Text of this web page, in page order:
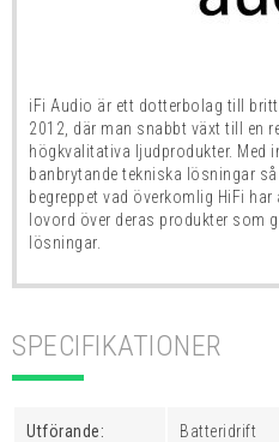
iFi Audio är ett dotterbolag till
2012, där man snabbt växt till en
högkvalitativa ljudprodukter. Med
banbrytande tekniska lösningar
begreppet vad överkomlig HiFi
lovord över deras produkter som
lösningar.
SPECIFIKATIONER
Utförande: Batteridrift